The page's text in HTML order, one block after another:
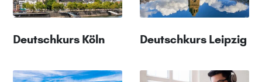
Deutschkurs Köln Deutschkurs Leipzig